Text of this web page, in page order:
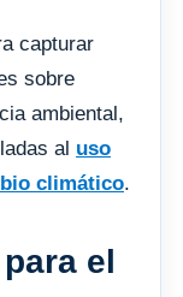
capturar
sobre
ambiental,
al uso
climático.
el